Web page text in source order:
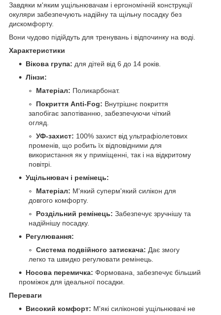
Завдяки м'яким ущільнювачам і ергономічній конструкції
окуляри забезпечують надійну та щільну посадку без
дискомфорту.
Вони чудово підійдуть для тренувань і відпочинку на воді.
Характеристики
Вікова група: для дітей від 6 до 14 років.
Лінзи:
Матеріал: Поликарбонат.
Покриття Anti-Fog: Внутрішнє покриття
запобігає запотіванню, забезпечуючи чіткий
огляд.
УФ-захист: 100% захист від ультрафіолетових
променів, що робить їх відповідними для
використання як у приміщенні, так і на відкритому
повітрі.
Ущільнювач і ремінець:
Матеріал: М'який суперм'який силікон для
довгого комфорту.
Роздільний ремінець: Забезпечує зручнішу та
надійнішу посадку.
Регулювання:
Система подвійного затискача: Дає змогу
легко та швидко регулювати ремінець.
Носова перемичка: Формована, забезпечує більший
проміжок для ідеальної посадки.
Переваги
Високий комфорт: М'які силіконові ущільнювачі не